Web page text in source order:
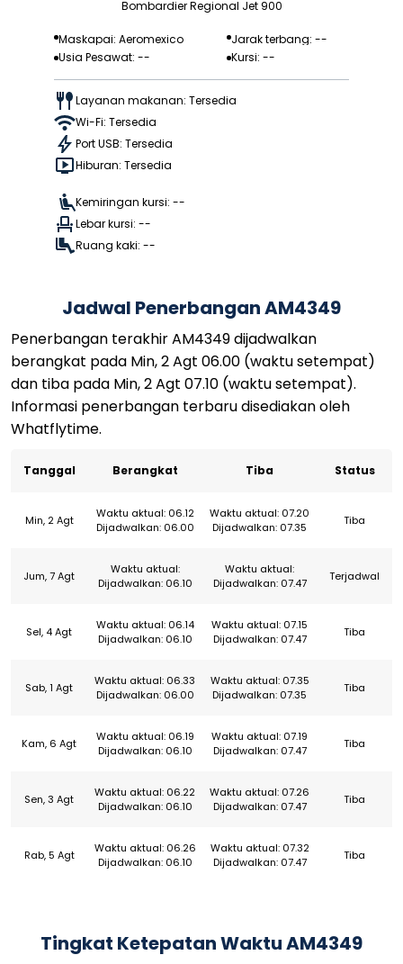
Bombardier Regional Jet 900
Maskapai: Aeromexico
Jarak terbang: --
Usia Pesawat: --
Kursi: --
Layanan makanan: Tersedia
Wi-Fi: Tersedia
Port USB: Tersedia
Hiburan: Tersedia
Kemiringan kursi: --
Lebar kursi: --
Ruang kaki: --
Jadwal Penerbangan AM4349
Penerbangan terakhir AM4349 dijadwalkan
berangkat pada Min, 2 Agt 06.00 (waktu setempat)
dan tiba pada Min, 2 Agt 07.10 (waktu setempat).
Informasi penerbangan terbaru disediakan oleh
Whatflytime.
Tanggal Berangkat Tiba Status
Min, 2 Agt
Waktu aktual: 06.12
Dijadwalkan: 06.00
Waktu aktual: 07.20
Dijadwalkan: 07.35
Tiba
Jum, 7 Agt
Waktu aktual:
Dijadwalkan: 06.10
Waktu aktual:
Dijadwalkan: 07.47
Terjadwal
Sel, 4 Agt
Waktu aktual: 06.14
Dijadwalkan: 06.10
Waktu aktual: 07.15
Dijadwalkan: 07.47
Tiba
Sab, 1 Agt
Waktu aktual: 06.33
Dijadwalkan: 06.00
Waktu aktual: 07.35
Dijadwalkan: 07.35
Tiba
Kam, 6 Agt
Waktu aktual: 06.19
Dijadwalkan: 06.10
Waktu aktual: 07.19
Dijadwalkan: 07.47
Tiba
Sen, 3 Agt
Waktu aktual: 06.22
Dijadwalkan: 06.10
Waktu aktual: 07.26
Dijadwalkan: 07.47
Tiba
Rab, 5 Agt
Waktu aktual: 06.26
Dijadwalkan: 06.10
Waktu aktual: 07.32
Dijadwalkan: 07.47
Tiba
Tingkat Ketepatan Waktu AM4349